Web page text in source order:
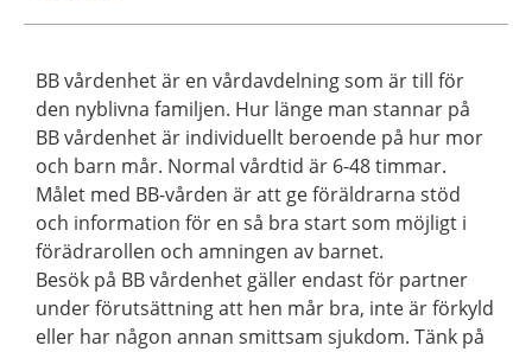
BB vårdenhet är en vårdavdelning som är till för
den nyblivna familjen. Hur länge man stannar på
BB vårdenhet är individuellt beroende på hur mor
och barn mår. Normal vårdtid är 6-48 timmar.
Målet med BB-vården är att ge föräldrarna stöd
och information för en så bra start som möjligt i
förädrarollen och amningen av barnet.
Besök på BB vårdenhet gäller endast för partner
under förutsättning att hen mår bra, inte är förkyld
eller har någon annan smittsam sjukdom. Tänk på